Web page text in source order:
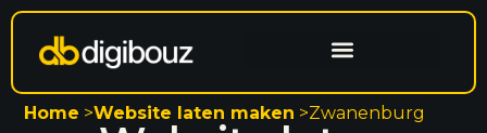
Home >Website laten maken >Zwanenburg